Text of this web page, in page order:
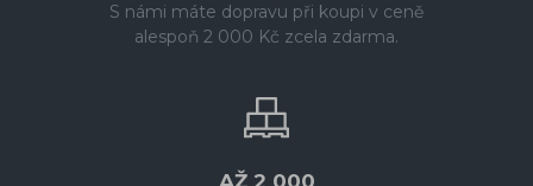
S námi máte dopravu při koupi v ceně
alespoň 2 000 Kč zcela zdarma.
AŽ 2 000